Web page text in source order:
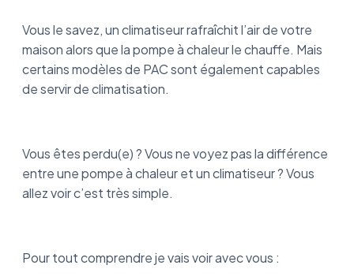
Vous le savez, un climatiseur rafraîchit l’air de votre
maison alors que la pompe à chaleur le chauffe. Mais
certains modèles de PAC sont également capables
de servir de climatisation.
Vous êtes perdu(e) ? Vous ne voyez pas la différence
entre une pompe à chaleur et un climatiseur ? Vous
allez voir c’est très simple.
Pour tout comprendre je vais voir avec vous :